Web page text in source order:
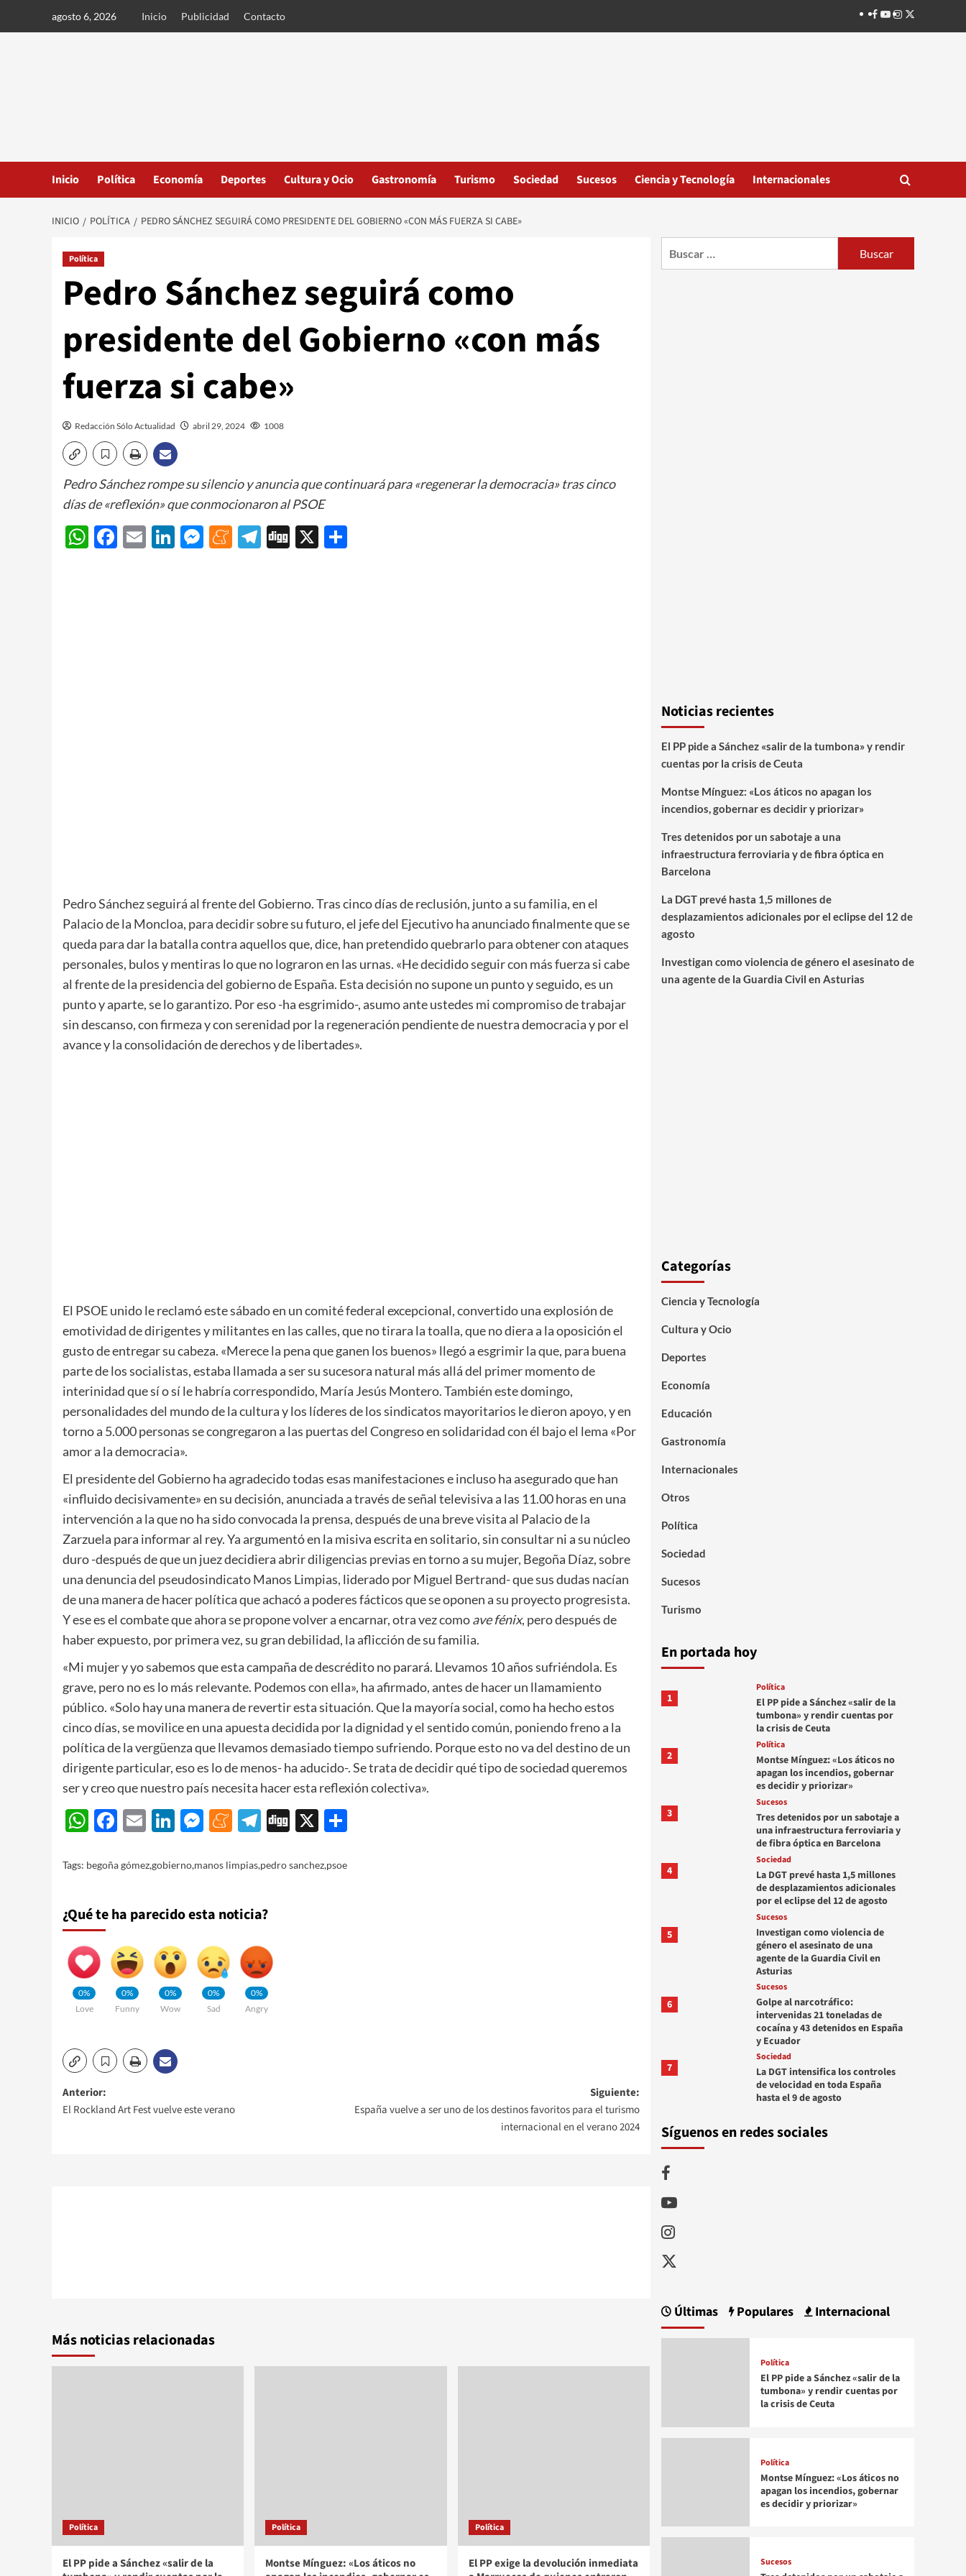
agosto 6, 2026 Inicio Publicidad Contacto Facebook
Youtube
Instagram
Twitter
Inicio Política Economía Deportes Cultura y Ocio Gastronomía Turismo Sociedad Sucesos Ciencia y Tecnología Internacionales
INICIO POLÍTICA PEDRO SÁNCHEZ SEGUIRÁ COMO PRESIDENTE DEL GOBIERNO «CON MÁS FUERZA SI CABE»
Política
Pedro Sánchez seguirá como
presidente del Gobierno «con más
fuerza si cabe»
Redacción Sólo Actualidad abril 29, 2024 1008
Pedro Sánchez rompe su silencio y anuncia que continuará para «regenerar la democracia» tras cinco
días de «reflexión» que conmocionaron al PSOE
WhatsApp
Facebook
EmailLinkedIn
Messenger
Meneame
Telegram
Digg
X
Pedro Sánchez seguirá al frente del Gobierno. Tras cinco días de reclusión, junto a su familia, en el
Palacio de la Moncloa, para decidir sobre su futuro, el jefe del Ejecutivo ha anunciado finalmente que se
queda para dar la batalla contra aquellos que, dice, han pretendido quebrarlo para obtener con ataques
personales, bulos y mentiras lo que no lograron en las urnas. «He decidido seguir con más fuerza si cabe
al frente de la presidencia del gobierno de España. Esta decisión no supone un punto y seguido, es un
punto y aparte, se lo garantizo. Por eso -ha esgrimido-, asumo ante ustedes mi compromiso de trabajar
sin descanso, con firmeza y con serenidad por la regeneración pendiente de nuestra democracia y por el
avance y la consolidación de derechos y de libertades».
El PSOE unido le reclamó este sábado en un comité federal excepcional, convertido una explosión de
emotividad de dirigentes y militantes en las calles, que no tirara la toalla, que no diera a la oposición el
gusto de entregar su cabeza. «Merece la pena que ganen los buenos» llegó a esgrimir la que, para buena
parte de los socialistas, estaba llamada a ser su sucesora natural más allá del primer momento de
interinidad que sí o sí le habría correspondido, María Jesús Montero. También este domingo,
personalidades del mundo de la cultura y los líderes de los sindicatos mayoritarios le dieron apoyo, y en
torno a 5.000 personas se congregaron a las puertas del Congreso en solidaridad con él bajo el lema «Por
amor a la democracia».
El presidente del Gobierno ha agradecido todas esas manifestaciones e incluso ha asegurado que han
«influido decisivamente» en su decisión, anunciada a través de señal televisiva a las 11.00 horas en una
intervención a la que no ha sido convocada la prensa, después de una breve visita al Palacio de la
Zarzuela para informar al rey. Ya argumentó en la misiva escrita en solitario, sin consultar ni a su núcleo
duro -después de que un juez decidiera abrir diligencias previas en torno a su mujer, Begoña Díaz, sobre
una denuncia del pseudosindicato Manos Limpias, liderado por Miguel Bertrand- que sus dudas nacían
de una manera de hacer política que achacó a poderes fácticos que se oponen a su proyecto progresista.
Y ese es el combate que ahora se propone volver a encarnar, otra vez comoave fénix, pero después de
haber expuesto, por primera vez, su gran debilidad, la aflicción de su familia.
«Mi mujer y yo sabemos que esta campaña de descrédito no parará. Llevamos 10 años sufriéndola. Es
grave, pero no es lo más relevante. Podemos con ella», ha afirmado, antes de hacer un llamamiento
público. «Solo hay una manera de revertir esta situación. Que la mayoría social, como ha hecho estos
cinco días, se movilice en una apuesta decidida por la dignidad y el sentido común, poniendo freno a la
política de la vergüenza que llevamos demasiado tiempo sufriendo. Porque esto no va del destino de un
dirigente particular, eso es lo de menos- ha aducido-. Se trata de decidir qué tipo de sociedad queremos
ser y creo que nuestro país necesita hacer esta reflexión colectiva».
WhatsApp
Facebook
EmailLinkedIn
Messenger
Meneame
Telegram
Digg
X
Tags: begoña gómez,gobierno,manos limpias,pedro sanchez,psoe
¿Qué te ha parecido esta noticia?
0%
Love
0%
Funny
0%
Wow
0%
Sad
0%
Angry
Navegación
Anterior:
El Rockland Art Fest vuelve este verano
Siguiente:
España vuelve a ser uno de los destinos favoritos para el turismo
internacional en el verano 2024
Más noticias relacionadas
Política
El PP pide a Sánchez «salir de la
Política
Montse Mínguez: «Los áticos no
Política
El PP exige la devolución inmediata
Noticias recientes
El PP pide a Sánchez «salir de la tumbona» y rendir
cuentas por la crisis de Ceuta
Montse Mínguez: «Los áticos no apagan los
incendios, gobernar es decidir y priorizar»
Tres detenidos por un sabotaje a una
infraestructura ferroviaria y de fibra óptica en
Barcelona
La DGT prevé hasta 1,5 millones de
desplazamientos adicionales por el eclipse del 12 de
agosto
Investigan como violencia de género el asesinato de
una agente de la Guardia Civil en Asturias
Categorías
Ciencia y Tecnología
Cultura y Ocio
Deportes
Economía
Educación
Gastronomía
Internacionales
Otros
Política
Sociedad
Sucesos
Turismo
En portada hoy
1
Política
El PP pide a Sánchez «salir de la
tumbona» y rendir cuentas por
la crisis de Ceuta
2
Política
Montse Mínguez: «Los áticos no
apagan los incendios, gobernar
es decidir y priorizar»
3
Sucesos
Tres detenidos por un sabotaje a
una infraestructura ferroviaria y
de fibra óptica en Barcelona
4
Sociedad
La DGT prevé hasta 1,5 millones
de desplazamientos adicionales
por el eclipse del 12 de agosto
5
Sucesos
Investigan como violencia de
género el asesinato de una
agente de la Guardia Civil en
Asturias
6
Sucesos
Golpe al narcotráfico:
intervenidas 21 toneladas de
cocaína y 43 detenidos en España
y Ecuador
7
Sociedad
La DGT intensifica los controles
de velocidad en toda España
hasta el 9 de agosto
Síguenos en redes sociales
Facebook
Youtube
Instagram
Twitter
Últimas Populares Internacional
Política
El PP pide a Sánchez «salir de la
tumbona» y rendir cuentas por
la crisis de Ceuta
Política
Montse Mínguez: «Los áticos no
apagan los incendios, gobernar
es decidir y priorizar»
Sucesos